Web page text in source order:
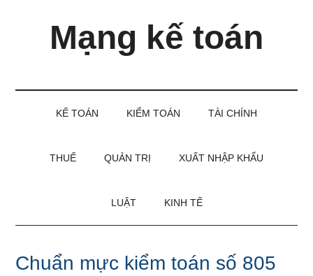
Mạng kế toán
KẾ TOÁN KIỂM TOÁN TÀI CHÍNH
THUẾ QUẢN TRỊ XUẤT NHẬP KHẨU
LUẬT KINH TẾ
Chuẩn mực kiểm toán số 805